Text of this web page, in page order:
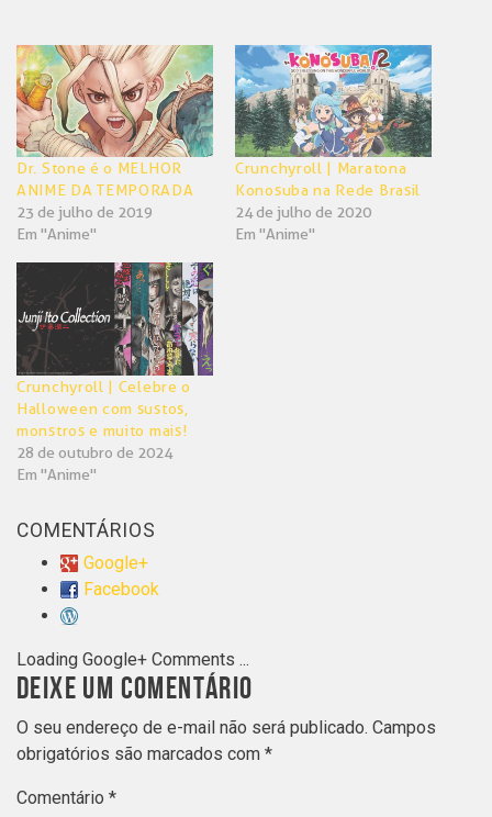
em
nova
janela)
em
nova
janela)
Dr. Stone é o MELHOR
ANIME DA TEMPORADA
23 de julho de 2019
Em "Anime"
Crunchyroll | Maratona
Konosuba na Rede Brasil
24 de julho de 2020
Em "Anime"
Crunchyroll | Celebre o
Halloween com sustos,
monstros e muito mais!
28 de outubro de 2024
Em "Anime"
COMENTÁRIOS
Google+
Facebook
Loading Google+ Comments ...
DEIXE UM COMENTÁRIO
O seu endereço de e-mail não será publicado. Campos
obrigatórios são marcados com *
Comentário *